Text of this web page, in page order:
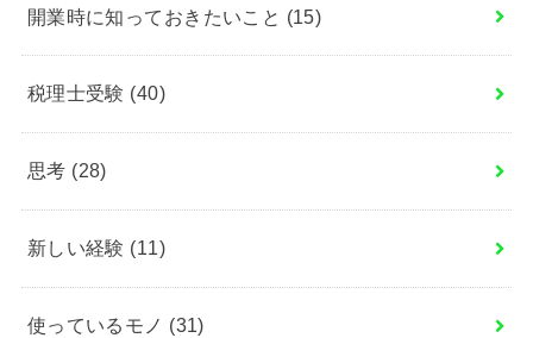
開業時に知っておきたいこと (15)
税理士受験 (40)
思考 (28)
新しい経験 (11)
使っているモノ (31)